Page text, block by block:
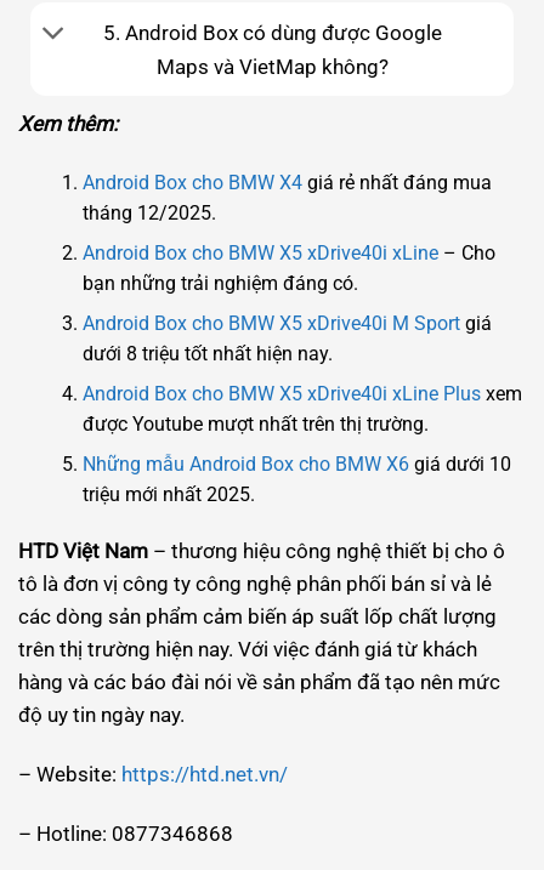
5. Android Box có dùng được Google
Maps và VietMap không?
Xem thêm:
Android Box cho BMW X4giá rẻ nhất đáng mua
tháng 12/2025.
Android Box cho BMW X5 xDrive40i xLine– Cho
bạn những trải nghiệm đáng có.
Android Box cho BMW X5 xDrive40i M Sportgiá
dưới 8 triệu tốt nhất hiện nay.
Android Box cho BMW X5 xDrive40i xLine Plusxem
được Youtube mượt nhất trên thị trường.
Những mẫu Android Box cho BMW X6giá dưới 10
triệu mới nhất 2025.
HTD Việt Nam – thương hiệu công nghệ thiết bị cho ô
tô là đơn vị công ty công nghệ phân phối bán sỉ và lẻ
các dòng sản phẩm cảm biến áp suất lốp chất lượng
trên thị trường hiện nay. Với việc đánh giá từ khách
hàng và các báo đài nói về sản phẩm đã tạo nên mức
độ uy tin ngày nay.
– Website: https://htd.net.vn/
– Hotline: 0877346868